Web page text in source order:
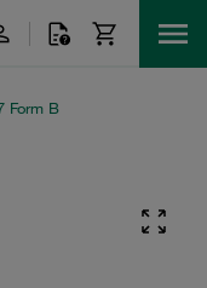
Form B